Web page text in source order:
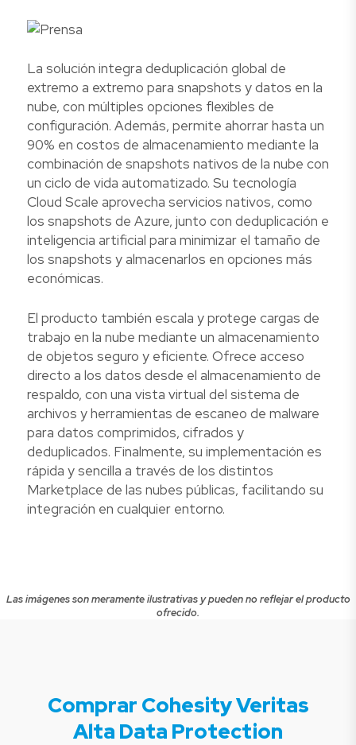
La solución integra deduplicación global de
extremo a extremo para snapshots y datos en la
nube, con múltiples opciones flexibles de
configuración. Además, permite ahorrar hasta un
90% en costos de almacenamiento mediante la
combinación de snapshots nativos de la nube con
un ciclo de vida automatizado. Su tecnología
Cloud Scale aprovecha servicios nativos, como
los snapshots de Azure, junto con deduplicación e
inteligencia artificial para minimizar el tamaño de
los snapshots y almacenarlos en opciones más
económicas.
El producto también escala y protege cargas de
trabajo en la nube mediante un almacenamiento
de objetos seguro y eficiente. Ofrece acceso
directo a los datos desde el almacenamiento de
respaldo, con una vista virtual del sistema de
archivos y herramientas de escaneo de malware
para datos comprimidos, cifrados y
deduplicados. Finalmente, su implementación es
rápida y sencilla a través de los distintos
Marketplace de las nubes públicas, facilitando su
integración en cualquier entorno.
Las imágenes son meramente ilustrativas y pueden no reflejar el producto
ofrecido.
Comprar Cohesity Veritas
Alta Data Protection